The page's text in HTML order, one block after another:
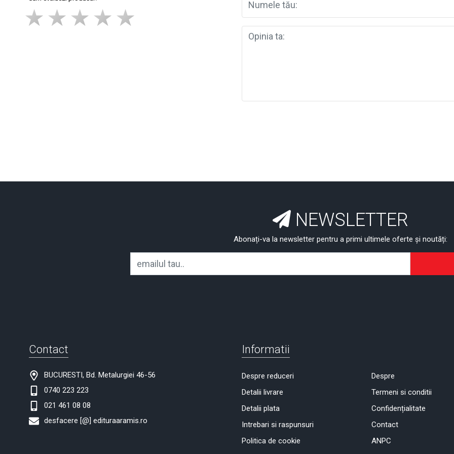
NEWSLETTER
Abonați-va la newsletter pentru a primi ultimele oferte și noutăți:
Contact
BUCURESTI, Bd. Metalurgiei 46-56
0740 223 223
021 461 08 08
desfacere [@] edituraaramis.ro
Informatii
Despre reduceri
Detalii livrare
Detalii plata
Intrebari si raspunsuri
Politica de cookie
Despre
Termeni si conditii
Confidențialitate
Contact
ANPC